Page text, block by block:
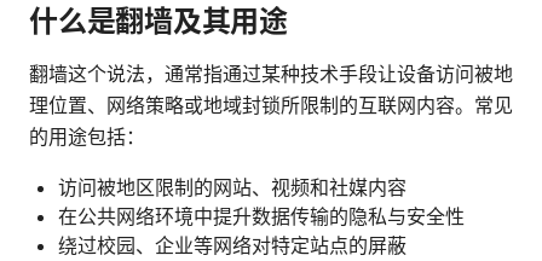
什么是翻墙及其用途
翻墙这个说法，通常指通过某种技术手段让设备访问被地
理位置、网络策略或地域封锁所限制的互联网内容。常见
的用途包括：
访问被地区限制的网站、视频和社媒内容
在公共网络环境中提升数据传输的隐私与安全性
绕过校园、企业等网络对特定站点的屏蔽